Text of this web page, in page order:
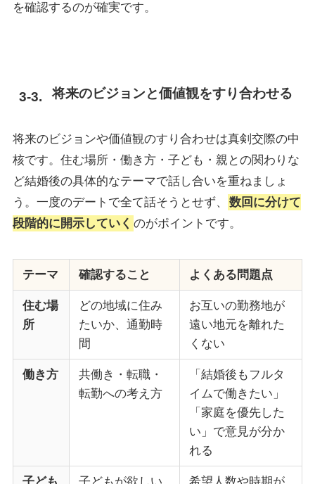
を確認するのが確実です。
将来のビジョンと価値観をすり合わせる
将来のビジョンや価値観のすり合わせは真剣交際の中
核です。住む場所・働き方・子ども・親との関わりな
ど結婚後の具体的なテーマで話し合いを重ねましょ
う。一度のデートで全て話そうとせず、
数回に分けて
段階的に開示していく のがポイントです。
テーマ 確認すること よくある問題点
住む場
所
どの地域に住み
たいか、通勤時
間
お互いの勤務地が
遠い地元を離れた
くない
働き方
共働き・転職・
転勤への考え方
「結婚後もフルタ
イムで働きたい」
「家庭を優先した
い」で意見が分か
れる
子ども 子どもが欲しい 希望人数や時期が